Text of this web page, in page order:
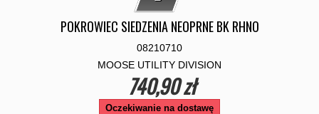
POKROWIEC SIEDZENIA NEOPRNE BK RHNO
08210710
MOOSE UTILITY DIVISION
740,90 zł
Oczekiwanie na dostawę